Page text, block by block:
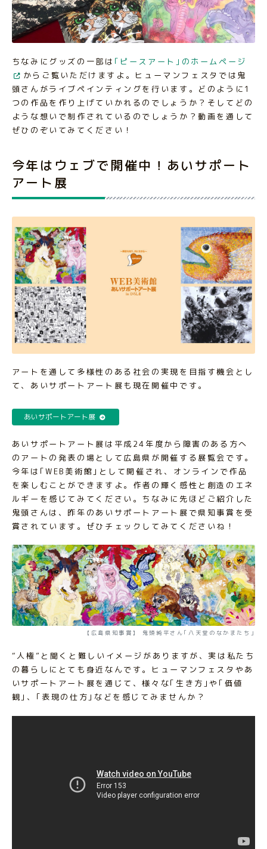
ちなみにグッズの一部は ｢ピースアート｣のホームページ
からご覧いただけますよ。ヒューマンフェスタでは鬼
頭さんがライブペインティングを行います。どのように1
つの作品を作り上げていかれるのでしょうか？そしてどの
ような想いで制作されているのでしょうか？動画を通して
ぜひのぞいてみてください！
今年はウェブで開催中！あいサポート
アート展
アートを通して多様性のある社会の実現を目指す機会とし
て、あいサポートアート展も現在開催中です。
あいサポートアート展
あいサポートアート展は平成24年度から障害のある方へ
のアートの発表の場として広島県が開催する展覧会です。
今年は｢WEB美術館｣として開催され、オンラインで作品
を楽しむことができますよ。作者の輝く感性と創造のエネ
ルギーを感じてみてください。ちなみに先ほどご紹介した
鬼頭さんは、昨年のあいサポートアート展で県知事賞を受
賞されています。ぜひチェックしてみてくださいね！
【広島県知事賞】 鬼頭純平さん｢八天堂のなかまたち｣
“人権”と聞くと難しいイメージがありますが、実は私たち
の暮らしにとても身近なんです。ヒューマンフェスタやあ
いサポートアート展を通じて、様々な｢生き方｣や｢価値
観｣、｢表現の仕方｣などを感じてみませんか？